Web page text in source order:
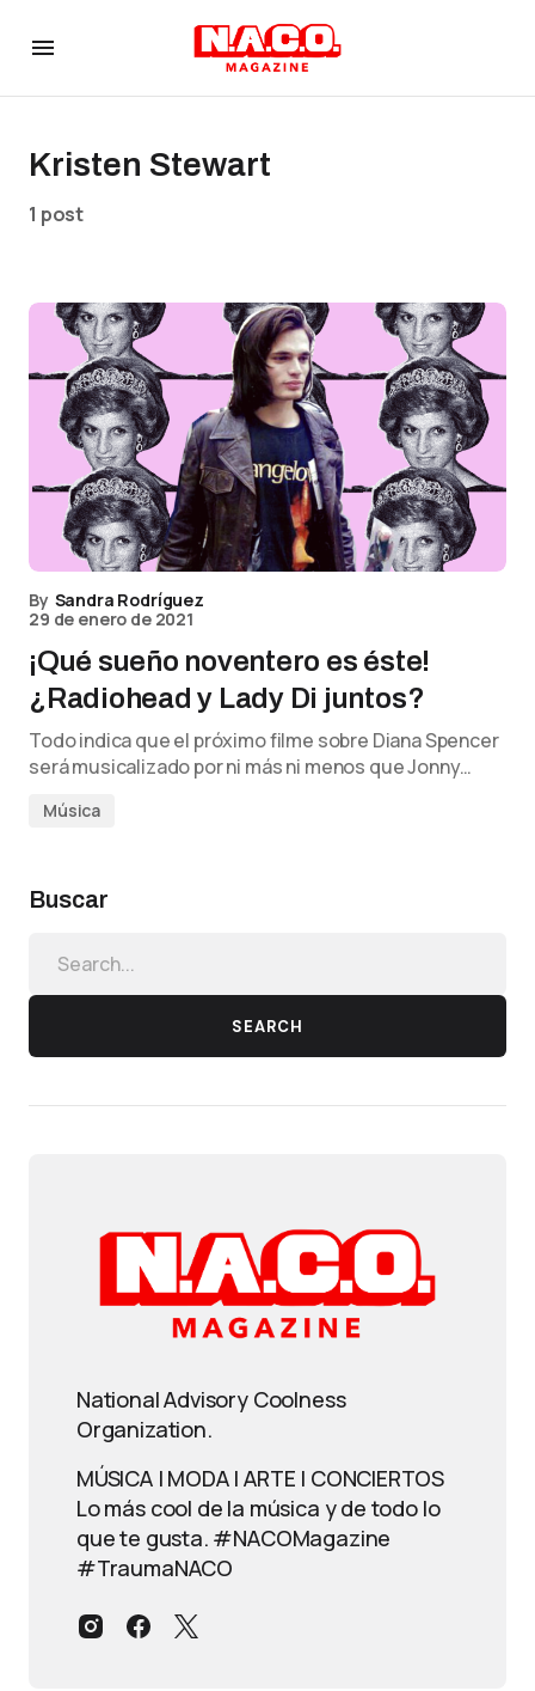
Kristen Stewart
1 post
By Sandra Rodríguez
29 de enero de 2021
¡Qué sueño noventero es éste!
¿Radiohead y Lady Di juntos?
Todo indica que el próximo filme sobre Diana Spencer
será musicalizado por ni más ni menos que Jonny…
Música
Buscar
SEARCH
National Advisory Coolness
Organization.
MÚSICA | MODA | ARTE | CONCIERTOS
Lo más cool de la música y de todo lo
que te gusta. #NACOMagazine
#TraumaNACO